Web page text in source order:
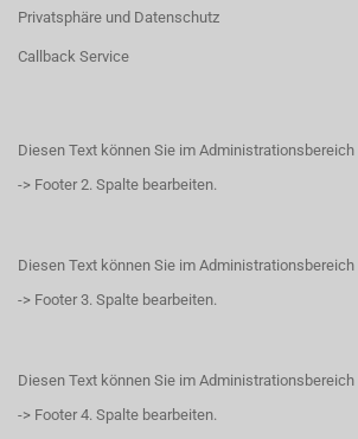
Privatsphäre und Datenschutz
Callback Service
Diesen Text können Sie im
-> Footer 2. Spalte bearbeiten.
Diesen Text können Sie im
-> Footer 3. Spalte bearbeiten.
Diesen Text können Sie im
-> Footer 4. Spalte bearbeiten.